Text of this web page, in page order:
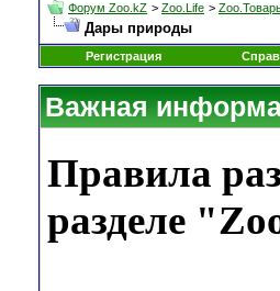
Форум Zoo.kZ > Zoo.Life >
Дары природы
Регистрация
Важная
Правила
разделе